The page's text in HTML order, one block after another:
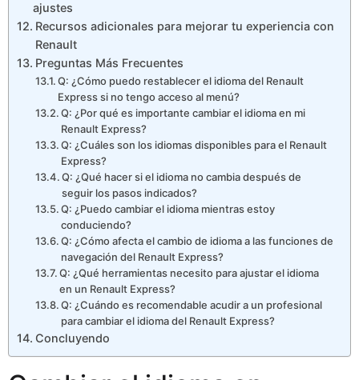
ajustes
Recursos adicionales para mejorar tu experiencia con
Renault
Preguntas Más Frecuentes
Q: ¿Cómo puedo restablecer el idioma del Renault
Express si no tengo acceso al menú?
Q: ¿Por qué es importante cambiar el idioma en mi
Renault Express?
Q: ¿Cuáles son los idiomas disponibles para el Renault
Express?
Q: ¿Qué hacer si el idioma no cambia después de
seguir los pasos indicados?
Q: ¿Puedo cambiar el idioma mientras estoy
conduciendo?
Q: ¿Cómo afecta el cambio de idioma a las funciones de
navegación del Renault Express?
Q: ¿Qué herramientas necesito para ajustar el idioma
en un Renault Express?
Q: ¿Cuándo es recomendable acudir a un profesional
para cambiar el idioma del Renault Express?
Concluyendo